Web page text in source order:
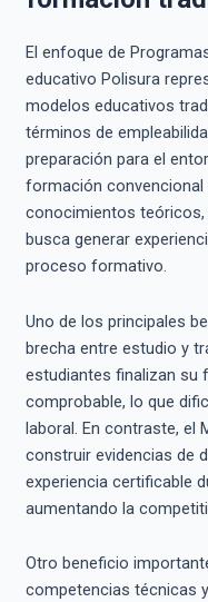
El enfoque de
educativo Polisura
modelos educativos
términos de
preparación para el
formación
conocimientos teóricos,
busca generar
proceso formativo.
Uno de los principales
brecha entre estudio y
estudiantes finalizan su
comprobable, lo que
laboral. En contraste, el
construir evidencias de
experiencia certificable
aumentando la
Otro beneficio
competencias técnicas